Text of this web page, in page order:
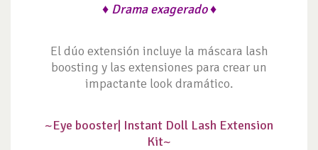
♦ Drama exagerado ♦
El dúo extensión incluye la máscara lash
boosting y las extensiones para crear un
impactante look dramático.
~Eye booster| Instant Doll Lash Extension
Kit~